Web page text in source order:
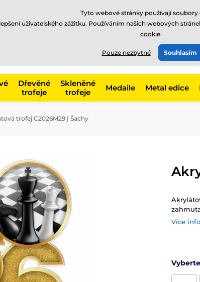
775
Zavolejte
Dřevěné
trofeje
Skleněné
trofeje
Medaile Metal edice
trofej C2026M29 | Šachy
Více
Tyto webové stránky používají soubory
uživatelského zážitku. Používáním našich webových
cookie.
Pouze nezbytné Souhlasím